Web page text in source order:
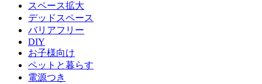
スペース拡大
デッドスペース
バリアフリー
DIY
お子様向け
ペットと暮らす
電源つき